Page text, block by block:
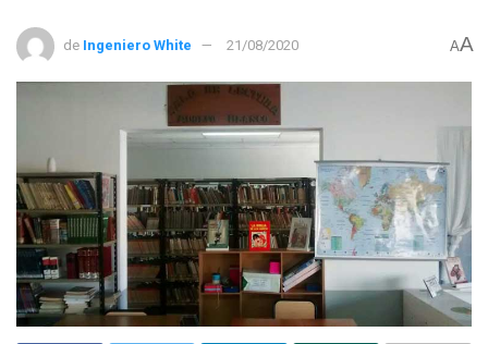
de Ingeniero White 21/08/2020 AA